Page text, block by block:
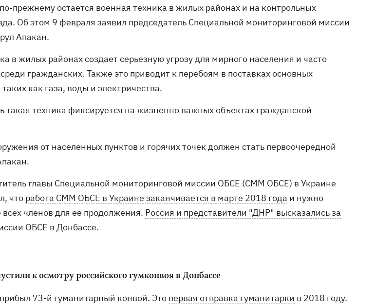
прежнему остается военная техника в жилых районах и на контрольных
Об этом 9 февраля заявил председатель Специальной мониторинговой миссии
Апакан.
в жилых районах создает серьезную угрозу для мирного населения и часто
гражданских. Также это приводит к перебоям в поставках основных
как газа, воды и электричества.
такая техника фиксируется на жизненно важных объектах гражданской
от населенных пунктов и горячих точек должен стать первоочередной
главы Специальной мониторинговой миссии ОБСЕ (СММ ОБСЕ) в Украине
что работа СММ ОБСЕ в Украине заканчивается в марте 2018 года и нужно
членов для ее продолжения. Россия и представители "ДНР" высказались за
ОБСЕ в Донбассе.
к осмотру российского гумконвоя в Донбассе
73-й гуманитарный конвой. Это первая отправка гуманитарки в 2018 году.